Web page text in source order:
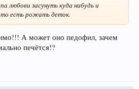
любови засунуть куда нибудь и
то есть рожать деток.
А может оно педофил, зачем
печётся!?